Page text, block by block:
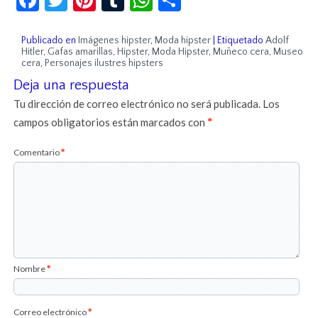
Publicado en Imágenes hipster, Moda hipster Etiquetado Adolf
Hitler, Gafas amarillas, Hipster, Moda Hipster, Muñeco cera, Museo
cera, Personajes ilustres hipsters
Deja una respuesta
Tu dirección de correo electrónico no será publicada. Los
campos obligatorios están marcados con*
Comentario*
Nombre*
Correo electrónico*